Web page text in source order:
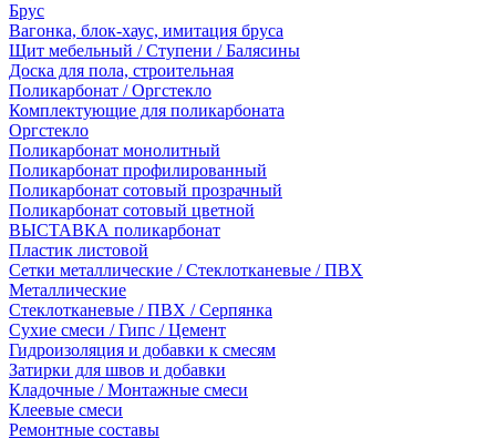
Брус
Вагонка, блок-хаус, имитация бруса
Щит мебельный / Ступени / Балясины
Доска для пола, строительная
Поликарбонат / Оргстекло
Комплектующие для поликарбоната
Оргстекло
Поликарбонат монолитный
Поликарбонат профилированный
Поликарбонат сотовый прозрачный
Поликарбонат сотовый цветной
ВЫСТАВКА поликарбонат
Пластик листовой
Сетки металлические / Стеклотканевые / ПВХ
Металлические
Стеклотканевые / ПВХ / Серпянка
Сухие смеси / Гипс / Цемент
Гидроизоляция и добавки к смесям
Затирки для швов и добавки
Кладочные / Монтажные смеси
Клеевые смеси
Ремонтные составы